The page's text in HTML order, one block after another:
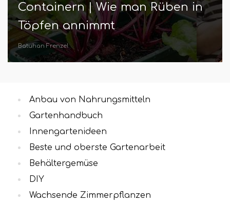
Containern | Wie man Rüben in
Töpfen annimmt
Batuhan Frenzel
Anbau von Nahrungsmitteln
Gartenhandbuch
Innengartenideen
Beste und oberste Gartenarbeit
Behältergemüse
DIY
Wachsende Zimmerpflanzen